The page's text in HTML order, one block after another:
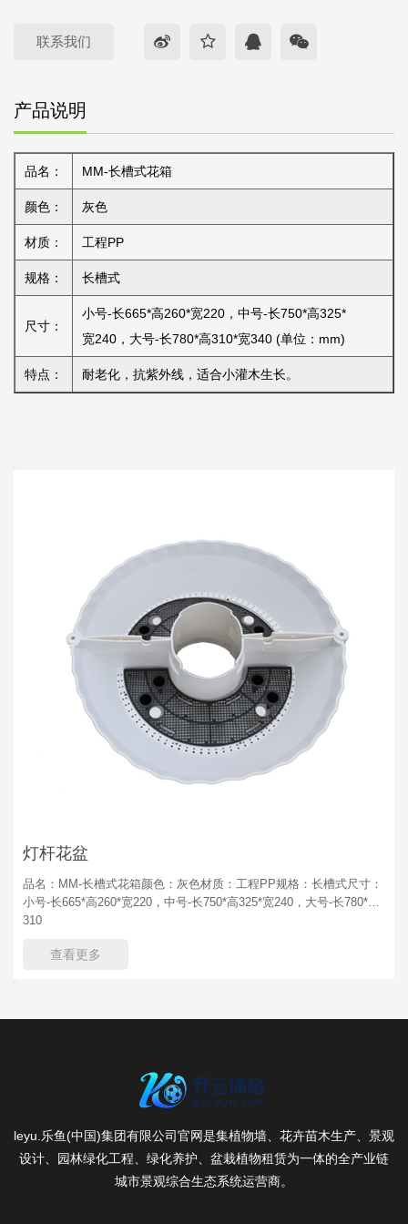
联系我们
产品说明
品名： MM-长槽式花箱
颜色： 灰色
材质： 工程PP
规格： 长槽式
尺寸：
小号-长665*高260*宽220，中号-长750*高325*
宽240，大号-长780*高310*宽340 (单位：mm)
特点： 耐老化，抗紫外线，适合小灌木生长。
灯杆花盆
品名：MM-长槽式花箱颜色：灰色材质：工程PP规格：长槽式尺寸：
小号-长665*高260*宽220，中号-长750*高325*宽240，大号-长780*高
310
查看更多
leyu.乐鱼(中国)集团有限公司官网是集植物墙、花卉苗木生产、景观
设计、园林绿化工程、绿化养护、盆栽植物租赁为一体的全产业链
城市景观综合生态系统运营商。